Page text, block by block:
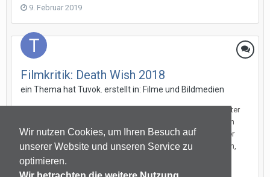
Wir nutzen Cookies, um Ihren Besuch auf
unserer Website und unseren Service zu
optimieren.
9. Februar 2019
Filmkritik: Death Wish 2018
ein Thema hatTuvok. erstellt in: Filme und Bildmedien
Paul Kersey, der mit seiner Frau Lucy und seiner College-Tochter
Jordan lebt, arbeitet als Unfallchirurg in einem Krankenhaus in
Chicago. Während des Essens der Kerseys bittet Pauls Bruder
Frank ihn, etwas Geld zu leihen, um eine Schuld zu begleichen,
dem Paul widerwillig zustimmt. Als die Kerseys g...